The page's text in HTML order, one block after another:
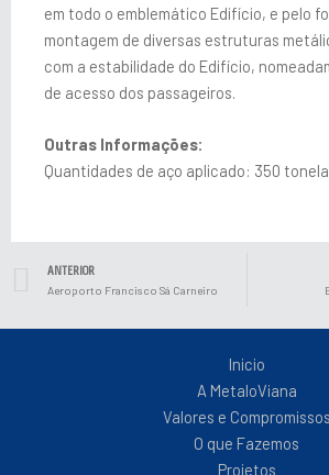
em todo o emblemático Edifício, e pelo
montagem de diversas estruturas
com a estabilidade do Edifício,
de acesso dos passageiros.
Outras Informações:
Quantidades de aço aplicado: 350
Prev
ANTERIOR
Aeroporto Francisco Sá Carneiro
Inicio
A MetaloViana
Valores e Compromissos
O que Fazemos
Projetos